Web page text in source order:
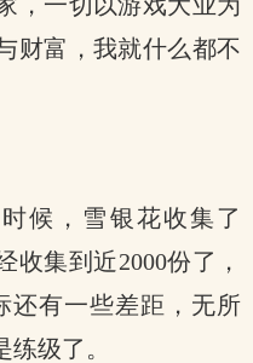
财富，我就什么都不
候，雪银花收集了
收集到近2000份了，
还有一些差距，无所
级了。